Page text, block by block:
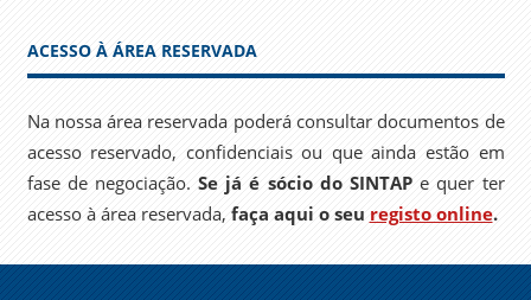
ACESSO À ÁREA RESERVADA
Na nossa área reservada poderá consultar documentos de
acesso reservado, confidenciais ou que ainda estão em
fase de negociação.Se já é sócio do SINTAPe quer ter
acesso à área reservada, faça aqui o seu registo online.